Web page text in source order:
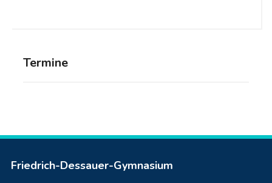
Termine
Friedrich-Dessauer-Gymnasium